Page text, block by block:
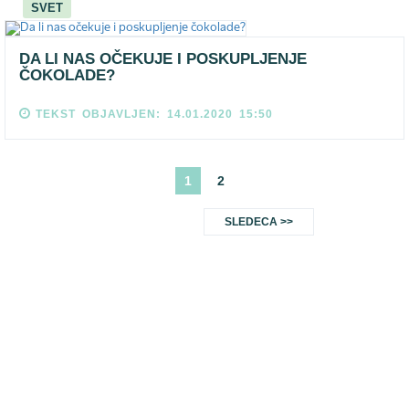
SVET
DA LI NAS OČEKUJE I POSKUPLJENJE
ČOKOLADE?
TEKST OBJAVLJEN: 14.01.2020 15:50
1 2
SLEDECA >>